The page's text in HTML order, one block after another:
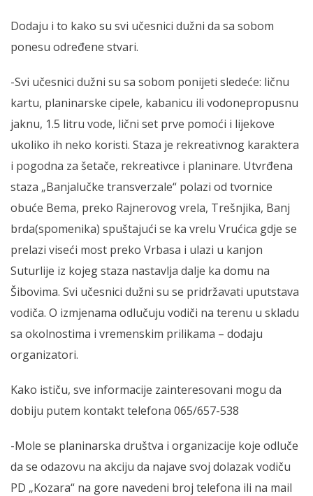
Dodaju i to kako su svi učesnici dužni da sa sobom
ponesu određene stvari.
-Svi učesnici dužni su sa sobom ponijeti sledeće: ličnu
kartu, planinarske cipele, kabanicu ili vodonepropusnu
jaknu, 1.5 litru vode, lični set prve pomoći i lijekove
ukoliko ih neko koristi. Staza je rekreativnog karaktera
i pogodna za šetače, rekreativce i planinare. Utvrđena
staza „Banjalučke transverzale“ polazi od tvornice
obuće Bema, preko Rajnerovog vrela, Trešnjika, Banj
brda(spomenika) spuštajući se ka vrelu Vrućica gdje se
prelazi viseći most preko Vrbasa i ulazi u kanjon
Suturlije iz kojeg staza nastavlja dalje ka domu na
Šibovima. Svi učesnici dužni su se pridržavati uputstava
vodiča. O izmjenama odlučuju vodiči na terenu u skladu
sa okolnostima i vremenskim prilikama – dodaju
organizatori.
Kako ističu, sve informacije zainteresovani mogu da
dobiju putem kontakt telefona 065/657-538
-Mole se planinarska društva i organizacije koje odluče
da se odazovu na akciju da najave svoj dolazak vodiču
PD „Kozara“ na gore navedeni broj telefona ili na mail